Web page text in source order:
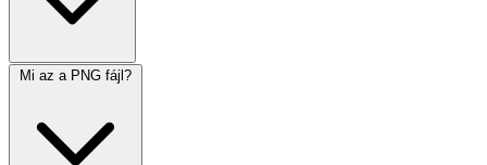
Mi az a PNG fájl?